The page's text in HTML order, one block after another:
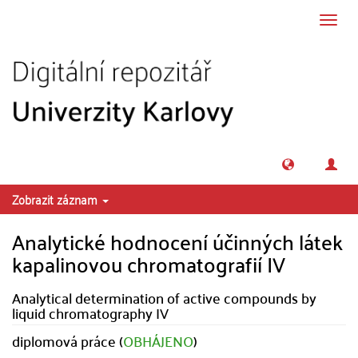
Zobrazit záznam
Analytické hodnocení účinných látek
kapalinovou chromatografií IV
Analytical determination of active compounds by
liquid chromatography IV
diplomová práce (OBHÁJENO)